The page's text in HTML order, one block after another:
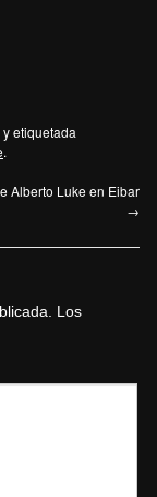
y etiquetada
.
Alberto Luke en Eibar
→
Los